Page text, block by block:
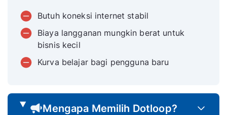
Butuh koneksi internet stabil
Biaya langganan mungkin berat untuk
bisnis kecil
Kurva belajar bagi pengguna baru
Mengapa Memilih Dotloop?